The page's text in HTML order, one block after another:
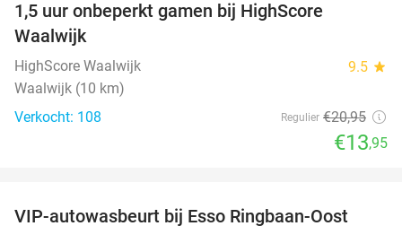
1,5 uur onbeperkt gamen bij HighScore
Waalwijk
HighScore Waalwijk 9.5 star
Waalwijk (10 km)
Verkocht: 108
Regulier €20,95
€13,95
VIP-autowasbeurt bij Esso Ringbaan-Oost